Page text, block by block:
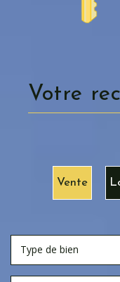
votre
Vente
Type de bien